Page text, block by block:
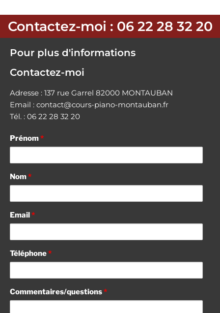
Contactez-moi : 06 22 28 32 20
Pour plus d'informations
Contactez-moi
Adresse : 137 rue Garrel 82000 MONTAUBAN
Email : contact@cours-piano-montauban.fr
Tél. : 06 22 28 32 20
Prénom*
Nom*
Email*
Téléphone*
Commentaires/questions*